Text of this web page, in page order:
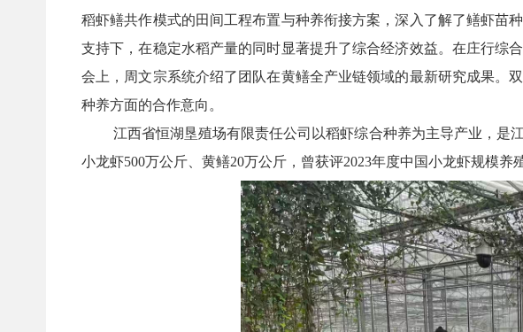
稻虾鳝共作模式的田间工程布置与种养衔接方案，深入了解了鳝虾苗
支持下，在稳定水稻产量的同时显著提升了综合经济效益。在庄行综
会上，周文宗系统介绍了团队在黄鳝全产业链领域的最新研究成果。
种养方面的合作意向。
江西省恒湖垦殖场有限责任公司以稻虾综合种养为主导产业，是
小龙虾500万公斤、黄鳝20万公斤，曾获评2023年度中国小龙虾规模养